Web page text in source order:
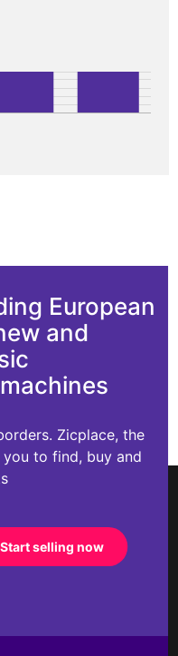
European
and
Zicplace, the
to find, buy and
Start selling now